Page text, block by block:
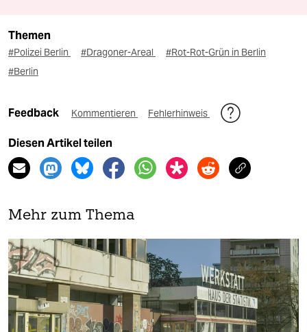
Themen
#Polizei Berlin #Dragoner-Areal
#Rot-Rot-Grün in Berlin
#Berlin
Feedback Kommentieren Fehlerhinweis
Diesen Artikel teilen
Mehr zum Thema